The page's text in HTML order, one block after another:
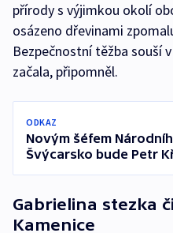
přírody s výjimkou okolí
osázeno dřevinami
Bezpečnostní těžba souší
začala, připomněl.
ODKAZ
Novým šéfem
Švýcarsko bude Petr
Gabrielina stezka
Kamenice